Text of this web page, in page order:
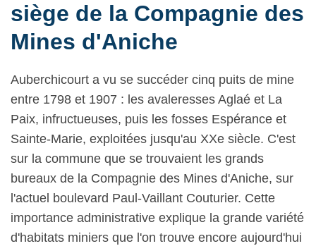
siège de la Compagnie des
Mines d'Aniche
Auberchicourt a vu se succéder cinq puits de mine
entre 1798 et 1907 : les avaleresses Aglaé et La
Paix, infructueuses, puis les fosses Espérance et
Sainte-Marie, exploitées jusqu'au XXe siècle. C'est
sur la commune que se trouvaient les grands
bureaux de la Compagnie des Mines d'Aniche, sur
l'actuel boulevard Paul-Vaillant Couturier. Cette
importance administrative explique la grande variété
d'habitats miniers que l'on trouve encore aujourd'hui